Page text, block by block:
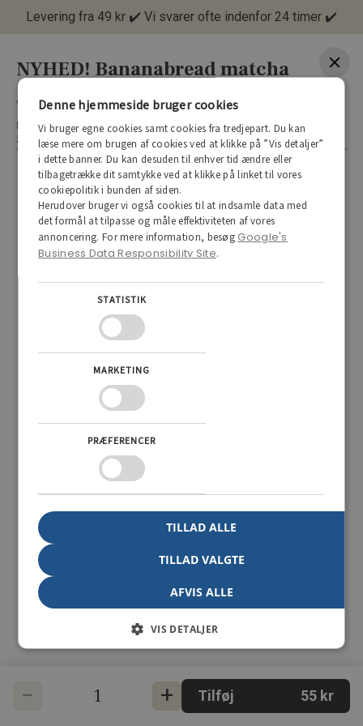
Levering fra 49 kr ✔️ Vi svarer ofte indenfor 24 timer ✔️
NYHED! Bananabread matcha
Vægt: 483 g.
Lavet med banan, muskatnød, kanel mixet med havremælk og matcha.
55 kr
- 1 + Tilføj 55 kr
Denne hjemmeside bruger cookies
Vi bruger egne cookies samt cookies fra tredjepart. Du kan
læse mere om brugen af cookies ved at klikke på ”Vis detaljer”
i dette banner. Du kan desuden til enhver tid ændre eller
tilbagetrække dit samtykke ved at klikke på linket til vores
cookiepolitik i bunden af siden.
Herudover bruger vi også cookies til at indsamle data med
det formål at tilpasse og måle effektiviteten af vores
annoncering. For mere information, besøg Google's
Business Data Responsibility Site.
STATISTIK
MARKETING
PRÆFERENCER
TILLAD VALGTE
TILLAD ALLE
AFVIS ALLE
VIS DETALJER